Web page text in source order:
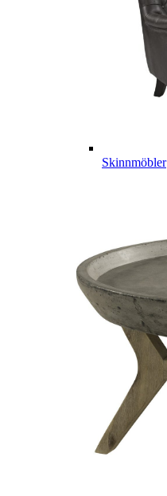
Skinnmöbler